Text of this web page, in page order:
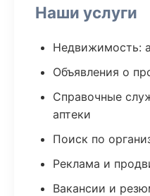
Наши услуги
Недвижимость:
Объявления о
Справочные
аптеки
Поиск по
Реклама и
Вакансии и